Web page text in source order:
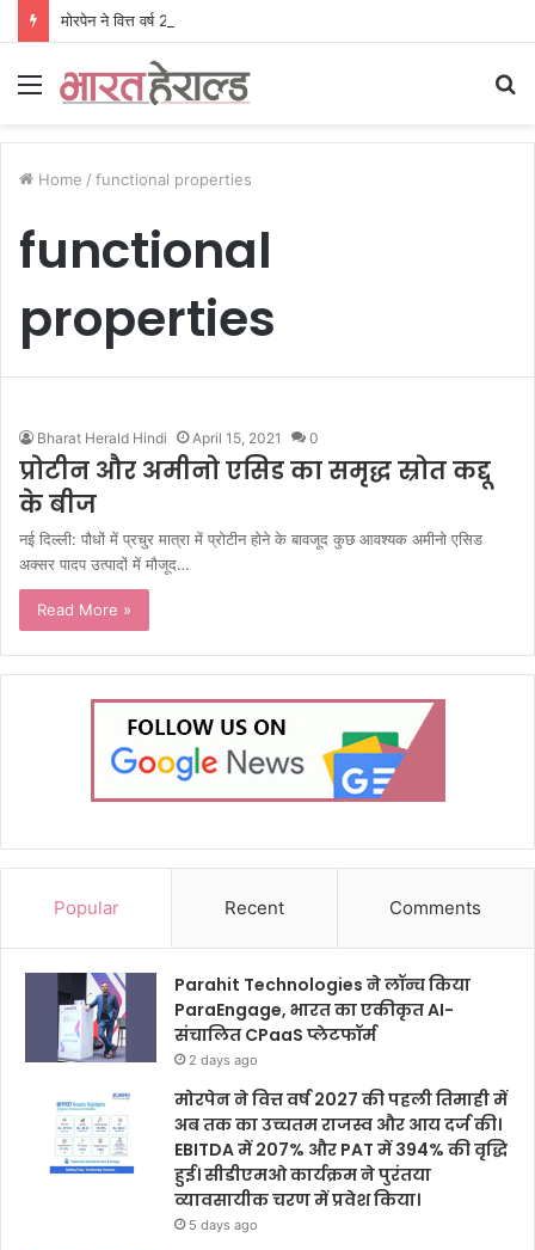
Menu
Home / functional properties
functional
properties
Bharat Herald Hindi April 15, 2021 0
प्रोटीन और अमीनो एसिड का समृद्ध स्रोत कद्दू
के बीज
नई दिल्ली: पौधों में प्रचुर मात्रा में प्रोटीन होने के बावजूद कुछ आवश्यक अमीनो एसिड
अक्सर पादप उत्पादों में मौजूद…
Read More »
Popular Recent Comments
Parahit Technologies ने लॉन्च किया
ParaEngage, भारत का एकीकृत AI-
संचालित CPaaS प्लेटफॉर्म
2 days ago
मोरपेन ने वित्त वर्ष 2027 की पहली तिमाही में
अब तक का उच्चतम राजस्व और आय दर्ज की।
EBITDA में 207% और PAT में 394% की वृद्धि
हुई। सीडीएमओ कार्यक्रम ने पुरंतया
व्यावसायीक चरण में प्रवेश किया।
5 days ago